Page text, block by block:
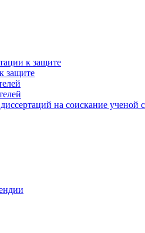
к защите
защите
на соискание ученой